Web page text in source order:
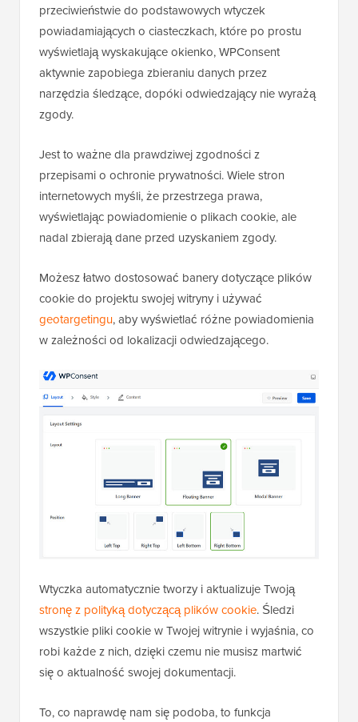
przeciwieństwie do podstawowych wtyczek
powiadamiających o ciasteczkach, które po prostu
wyświetlają wyskakujące okienko, WPConsent
aktywnie zapobiega zbieraniu danych przez
narzędzia śledzące, dopóki odwiedzający nie wyrażą
zgody.
Jest to ważne dla prawdziwej zgodności z
przepisami o ochronie prywatności. Wiele stron
internetowych myśli, że przestrzega prawa,
wyświetlając powiadomienie o plikach cookie, ale
nadal zbierają dane przed uzyskaniem zgody.
Możesz łatwo dostosować banery dotyczące plików
cookie do projektu swojej witryny i używać
geotargetingu, aby wyświetlać różne powiadomienia
w zależności od lokalizacji odwiedzającego.
Wtyczka automatycznie tworzy i aktualizuje Twoją
stronę z polityką dotyczącą plików cookie. Śledzi
wszystkie pliki cookie w Twojej witrynie i wyjaśnia, co
robi każde z nich, dzięki czemu nie musisz martwić
się o aktualność swojej dokumentacji.
To, co naprawdę nam się podoba, to funkcja